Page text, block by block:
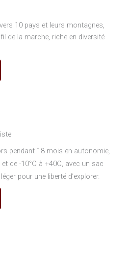
10 pays et leurs montagnes,
de la marche, riche en diversité
pendant 18 mois en autonomie,
de -10°C à +40C, avec un sac
pour une liberté d’explorer.